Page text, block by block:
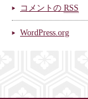
コメントの RSS
WordPress.org